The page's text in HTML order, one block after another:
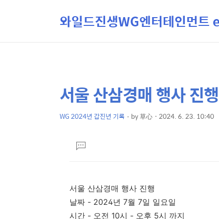
와일드진생WG엔터테인먼
상
컨
본
문
제
서울 산삼경매 행사 진
WG 2024년 갑진년 기록 by草心 2024. 6. 23. 10:40
댓
글
서울 산삼경매 행사 진행
날짜 - 2024년 7월 7일 일요일
시간 - 오전 10시 - 오후 5시 까지